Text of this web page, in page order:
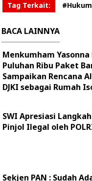
Tag Terkait: #Hukum
BACA LAINNYA
Menkumham Yasonna
Puluhan Ribu Paket
Sampaikan Rencana
DJKI sebagai Rumah
SWI Apresiasi
Pinjol Ilegal oleh
Sekjen PAN : Sudah